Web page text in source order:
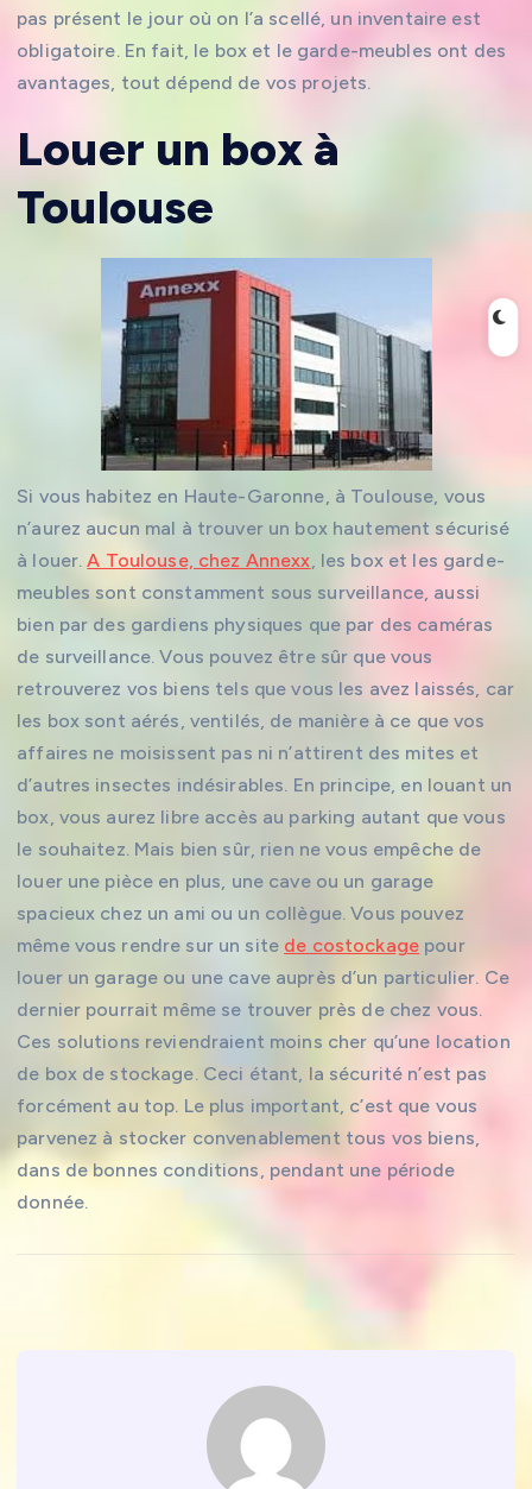
pas présent le jour où on l’a scellé, un inventaire est
obligatoire. En fait, le box et le garde-meubles ont des
avantages, tout dépend de vos projets.
Louer un box à
Toulouse
Si vous habitez en Haute-Garonne, à Toulouse, vous
n’aurez aucun mal à trouver un box hautement sécurisé
à louer.A Toulouse, chez Annexx , les box et les garde-
meubles sont constamment sous surveillance, aussi
bien par des gardiens physiques que par des caméras
de surveillance. Vous pouvez être sûr que vous
retrouverez vos biens tels que vous les avez laissés, car
les box sont aérés, ventilés, de manière à ce que vos
affaires ne moisissent pas ni n’attirent des mites et
d’autres insectes indésirables. En principe, en louant un
box, vous aurez libre accès au parking autant que vous
le souhaitez. Mais bien sûr, rien ne vous empêche de
louer une pièce en plus, une cave ou un garage
spacieux chez un ami ou un collègue. Vous pouvez
même vous rendre sur un site de costockage pour
louer un garage ou une cave auprès d’un particulier. Ce
dernier pourrait même se trouver près de chez vous.
Ces solutions reviendraient moins cher qu’une location
de box de stockage. Ceci étant, la sécurité n’est pas
forcément au top. Le plus important, c’est que vous
parvenez à stocker convenablement tous vos biens,
dans de bonnes conditions, pendant une période
donnée.